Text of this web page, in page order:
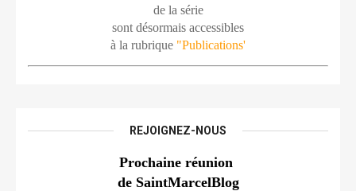
de la série
sont désormais accessibles
à la rubrique "Publications'
REJOIGNEZ-NOUS
Prochaine réunion
de SaintMarcelBlog